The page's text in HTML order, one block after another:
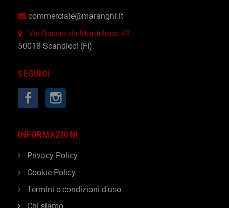
commerciale@maranghi.it
Via Baccio da Montelupo 49
50018 Scandicci (FI)
SEGUICI
Facebook
INFORMAZIONI
Privacy Policy
Cookie Policy
Termini e condizioni d'uso